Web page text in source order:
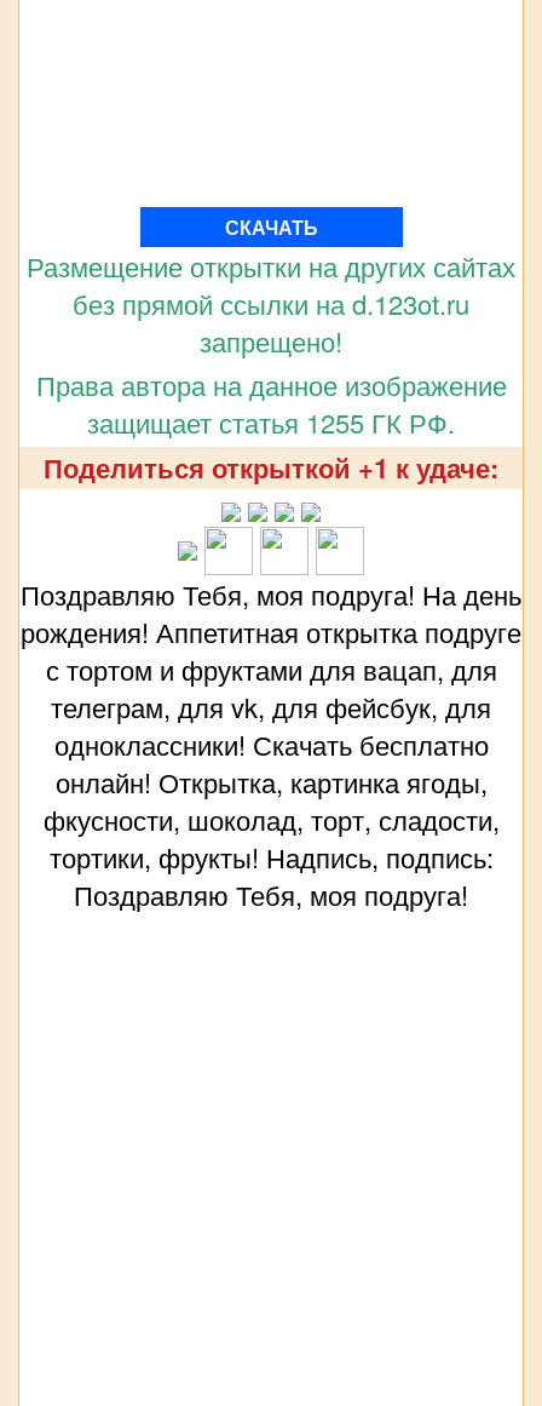
СКАЧАТЬ
Размещение открытки на других сайтах
без прямой ссылки на d.123ot.ru
запрещено!
Права автора на данное изображение
защищает статья 1255 ГК РФ.
Поделиться открыткой +1 к удаче:
Поздравляю Тебя, моя подруга! На день
рождения! Аппетитная открытка подруге
с тортом и фруктами для вацап, для
телеграм, для vk, для фейсбук, для
одноклассники! Скачать бесплатно
онлайн! Открытка, картинка ягоды,
фкусности, шоколад, торт, сладости,
тортики, фрукты! Надпись, подпись:
Поздравляю Тебя, моя подруга!